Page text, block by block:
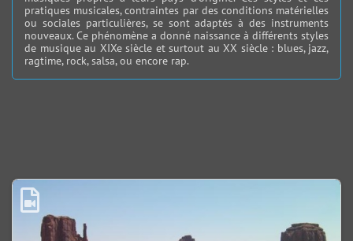
pratiques musicales, contraintes par des conditions matérielles
ou sociales particulières, se sont adaptés à des instruments
nouveaux. Ce phénomène a donné naissance à différents styles
de musique au XIXe siècle et surtout au XX siècle : blues, jazz,
ragtime, rock, salsa, ou encore rap.